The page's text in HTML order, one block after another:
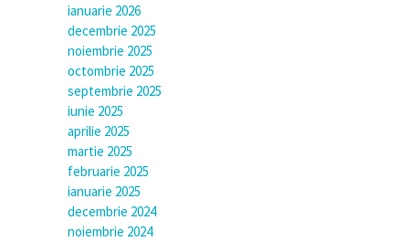
ianuarie 2026
decembrie 2025
noiembrie 2025
octombrie 2025
septembrie 2025
iunie 2025
aprilie 2025
martie 2025
februarie 2025
ianuarie 2025
decembrie 2024
noiembrie 2024